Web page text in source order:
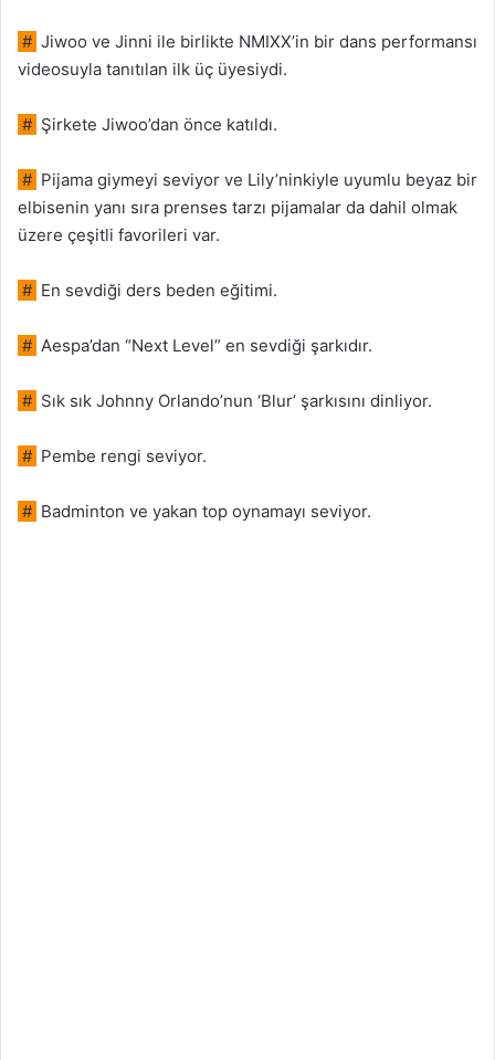
# Jiwoo ve Jinni ile birlikte NMIXX’in bir dans performansı
videosuyla tanıtılan ilk üç üyesiydi.
# Şirkete Jiwoo’dan önce katıldı.
# Pijama giymeyi seviyor ve Lily’ninkiyle uyumlu beyaz bir
elbisenin yanı sıra prenses tarzı pijamalar da dahil olmak
üzere çeşitli favorileri var.
# En sevdiği ders beden eğitimi.
# Aespa’dan “Next Level” en sevdiği şarkıdır.
# Sık sık Johnny Orlando’nun ‘Blur’ şarkısını dinliyor.
# Pembe rengi seviyor.
# Badminton ve yakan top oynamayı seviyor.